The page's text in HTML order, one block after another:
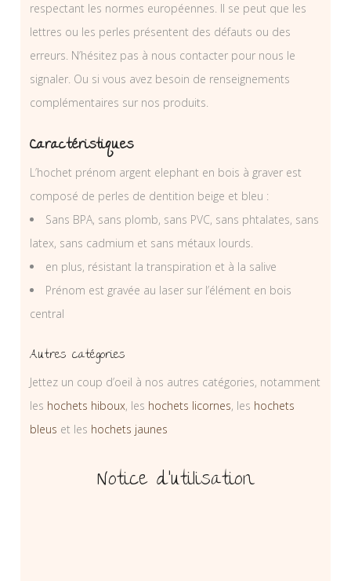
respectant les normes européennes. Il se peut que les
lettres ou les perles présentent des défauts ou des
erreurs. N’hésitez pas à nous contacter pour nous le
signaler. Ou si vous avez besoin de renseignements
complémentaires sur nos produits.
Caractéristiques
L’hochet prénom argent elephant en bois à graver est
composé de perles de dentition beige et bleu :
Sans BPA, sans plomb, sans PVC, sans phtalates, sans
latex, sans cadmium et sans métaux lourds.
en plus, résistant la transpiration et à la salive
Prénom est gravée au laser sur l’élément en bois
central
Autres catégories
Jettez un coup d’oeil à nos autres catégories, notamment
les hochets hiboux, les hochets licornes, les hochets
bleus et les hochets jaunes
Notice d’utilisation